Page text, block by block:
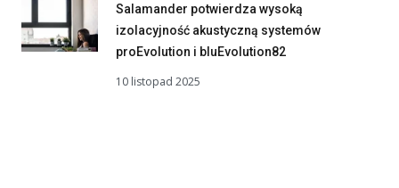
Salamander potwierdza wysoką
izolacyjność akustyczną systemów
proEvolution i bluEvolution82
10 listopad 2025